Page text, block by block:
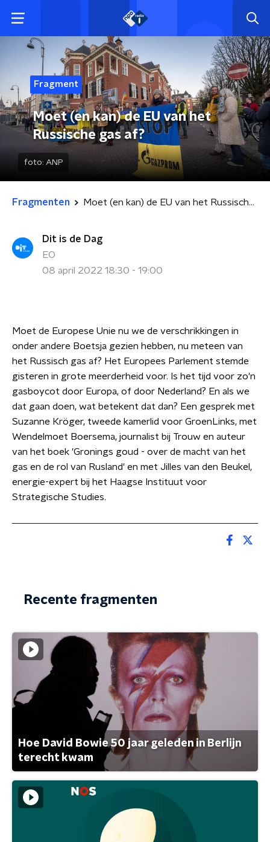
Fragment
Moet (en kan) de EU van het
Russische gas af?
foto: ANP
Fragmenten Moet (en kan) de EU van het Russische gas af?
Dit is de Dag
EO
08 april 2022 18:30 - 19:00
Moet de Europese Unie nu we de verschrikkingen in
onder andere Boetsja gezien hebben, nu meteen van
het Russisch gas af? Het Europees Parlement stemde
gisteren in grote meerderheid voor. Is het tijd voor zo'n
gasboycot door Europa, of door Nederland? En als we
dat gaan doen, wat betekent dat dan? Een gesprek met
Suzanne Kröger, tweede kamerlid voor GroenLinks, met
Wendelmoet Boersema, journalist bij Trouw en auteur
van het boek 'Gronings goud - over de macht van het
gas en de rol van Rusland' en met Jilles van den Beukel,
energie-expert bij het Haagse Instituut voor
Strategische Studies.
Recente fragmenten
Hoe David Bowie 50 jaar geleden in Berlijn
terecht kwam